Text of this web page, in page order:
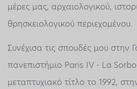
μέρες μας, αρχαιολογικού,
θρησκειολογικού περιεχομένου.
Συνέχισα τις σπουδές μου στην
πανεπιστήμιο Paris IV - La
μεταπτυχιακό τίτλο το 1992,